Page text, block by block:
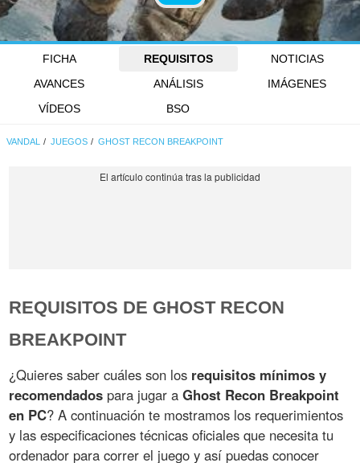
FICHA REQUISITOS
NOTICIAS
AVANCES
ANÁLISIS
IMÁGENES
VÍDEOS
BSO
VANDAL JUEGOS GHOST RECON BREAKPOINT
REQUISITOS DE GHOST RECON
BREAKPOINT
¿Quieres saber cuáles son los requisitos mínimos y
recomendados para jugar aGhost Recon Breakpoint
en PC? A continuación te mostramos los requerimientos
y las especificaciones técnicas oficiales que necesita tu
ordenador para correr el juego y así puedas conocer